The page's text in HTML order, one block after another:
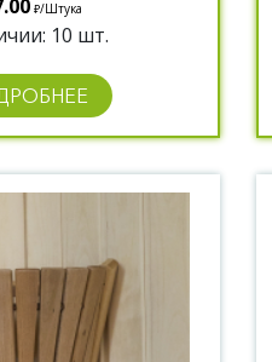
₽/Штука
10 шт.